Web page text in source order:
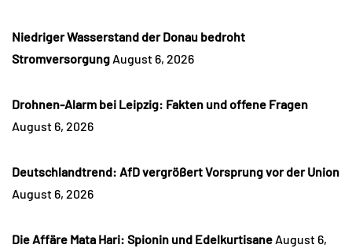
Niedriger Wasserstand der Donau bedroht
Stromversorgung August 6, 2026
Drohnen-Alarm bei Leipzig: Fakten und offene Fragen
August 6, 2026
Deutschlandtrend: AfD vergrößert Vorsprung vor der Union
August 6, 2026
Die Affäre Mata Hari: Spionin und Edelkurtisane August 6,